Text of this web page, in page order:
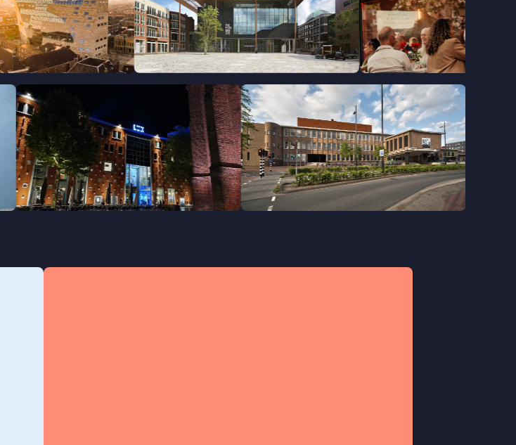
Slieker Film
Amersfoort
De Lieve Vrouw